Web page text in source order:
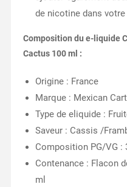
de nicotine dans
Composition du e-liquide
Cactus 100 ml :
Origine : France
Marque : Mexican
Type de eliquide :
Saveur : Cassis /
Composition PG/VG :
Contenance : Flacon
ml